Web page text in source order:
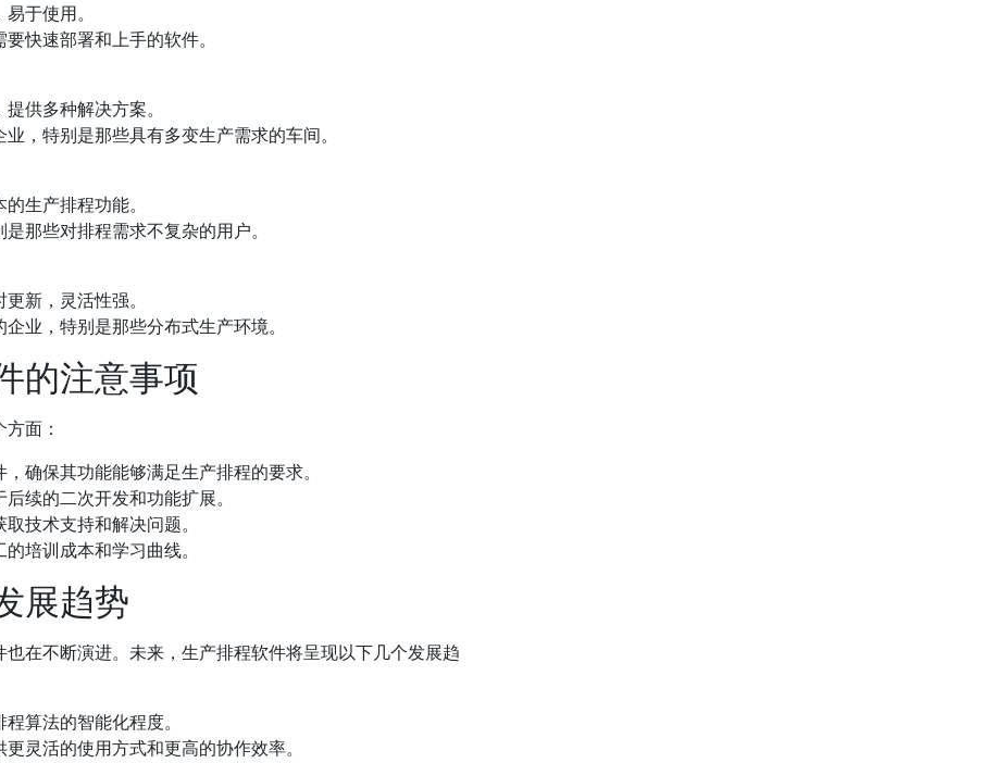
于使用。
快速部署和上手的软件。
供多种解决方案。
，特别是那些具有多变生产需求的车间。
生产排程功能。
那些对排程需求不复杂的用户。
新，灵活性强。
业，特别是那些分布式生产环境。
的注意事项
面：
确保其功能能够满足生产排程的要求。
续的二次开发和功能扩展。
技术支持和解决问题。
培训成本和学习曲线。
展趋势
在不断演进。未来，生产排程软件将呈现以下几个发展趋
算法的智能化程度。
灵活的使用方式和更高的协作效率。